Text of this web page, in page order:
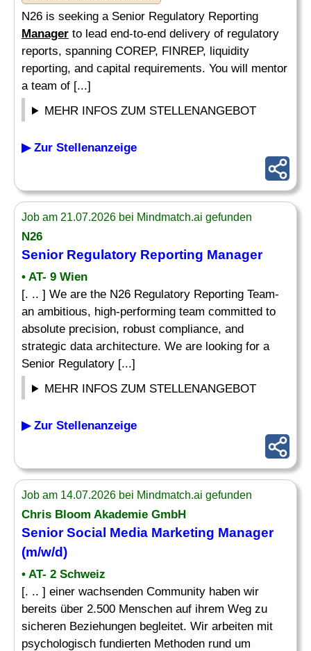
N26 is seeking a Senior Regulatory Reporting
Manager to lead end-to-end delivery of regulatory
reports, spanning COREP, FINREP, liquidity
reporting, and capital requirements. You will mentor
a team of [...]
MEHR INFOS ZUM STELLENANGEBOT
▶ Zur Stellenanzeige
Job am 21.07.2026 bei Mindmatch.ai gefunden
N26
Senior Regulatory Reporting Manager
• AT- 9 Wien
[. .. ] We are the N26 Regulatory Reporting Team-
an ambitious, high-performing team committed to
absolute precision, robust compliance, and
strategic data architecture. We are looking for a
Senior Regulatory [...]
MEHR INFOS ZUM STELLENANGEBOT
▶ Zur Stellenanzeige
Job am 14.07.2026 bei Mindmatch.ai gefunden
Chris Bloom Akademie GmbH
Senior Social Media Marketing Manager
(m/w/d)
• AT- 2 Schweiz
[. .. ] einer wachsenden Community haben wir
bereits über 2.500 Menschen auf ihrem Weg zu
sicheren Beziehungen begleitet. Wir arbeiten mit
psychologisch fundierten Methoden rund um